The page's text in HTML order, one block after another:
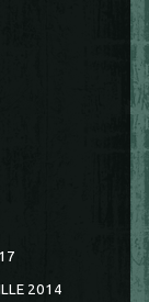
2014